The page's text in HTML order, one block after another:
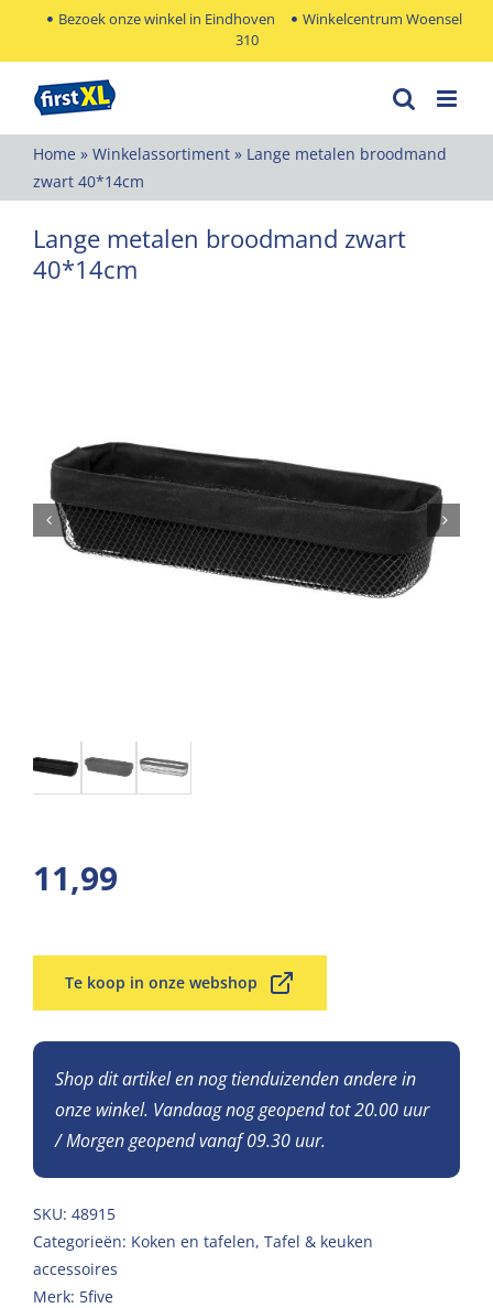
Bezoek onze winkel in Eindhoven
Winkelcentrum Woensel
310
Home » Winkelassortiment » Lange metalen broodmand
zwart 40*14cm
Lange metalen broodmand zwart
40*14cm
11,99
Te koop in onze webshop
Shop dit artikel en nog tienduizenden andere in
onze winkel. Vandaag nog geopend tot 20.00 uur
/ Morgen geopend vanaf 09.30 uur.
SKU: 48915
Categorieën: Koken en tafelen, Tafel & keuken
accessoires
Merk: 5five